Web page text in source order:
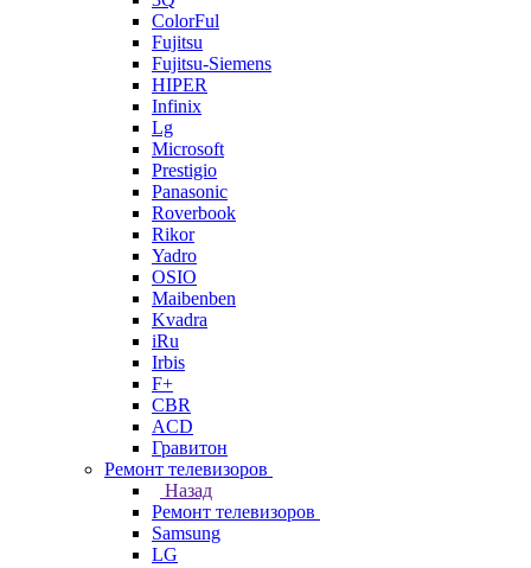
ColorFul
Fujitsu
Fujitsu-Siemens
HIPER
Infinix
Lg
Microsoft
Prestigio
Panasonic
Roverbook
Rikor
Yadro
OSIO
Maibenben
Kvadra
iRu
Irbis
F+
CBR
ACD
Гравитон
Ремонт телевизоров
Назад
Ремонт телевизоров
Samsung
LG